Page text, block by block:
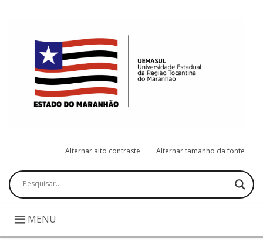
Alternar alto contraste Alternar tamanho da fonte
Pesquisar
MENU